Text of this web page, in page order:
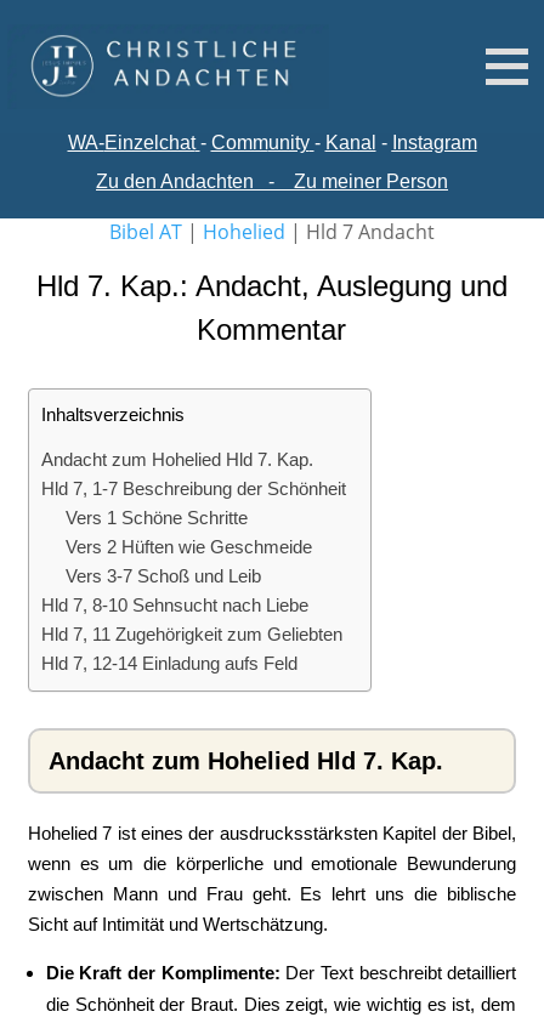
WA-Einzelchat - Community - Kanal - Instagram
Zu den Andachten
- Zu meiner Person
Bibel AT | Hohelied | Hld 7 Andacht
Hld 7. Kap.: Andacht, Auslegung und
Kommentar
Inhaltsverzeichnis
Andacht zum Hohelied Hld 7. Kap.
Hld 7, 1-7 Beschreibung der Schönheit
Vers 1 Schöne Schritte
Vers 2 Hüften wie Geschmeide
Vers 3-7 Schoß und Leib
Hld 7, 8-10 Sehnsucht nach Liebe
Hld 7, 11 Zugehörigkeit zum Geliebten
Hld 7, 12-14 Einladung aufs Feld
Andacht zum Hohelied Hld 7. Kap.
Hohelied 7 ist eines der ausdrucksstärksten Kapitel der Bibel,
wenn es um die körperliche und emotionale Bewunderung
zwischen Mann und Frau geht. Es lehrt uns die biblische
Sicht auf Intimität und Wertschätzung.
Die Kraft der Komplimente: Der Text beschreibt detailliert
die Schönheit der Braut. Dies zeigt, wie wichtig es ist, dem